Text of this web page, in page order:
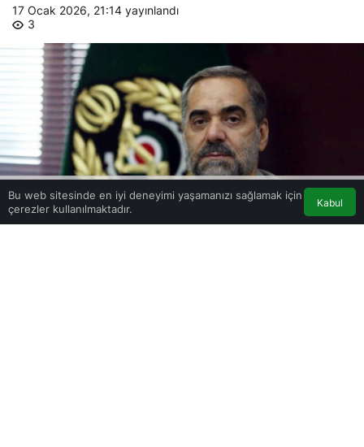
17 Ocak 2026, 21:14 yayınlandı
3
Bu web sitesinde en iyi deneyimi yaşamanızı sağlamak için
çerezler kullanılmaktadır.
Kabul
Anasayfa Akış Trafik